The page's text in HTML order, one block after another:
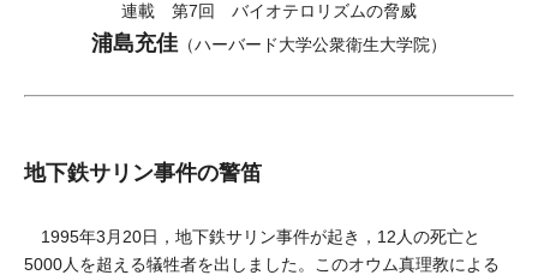
連載 第7回 バイオテロリズムの脅威
浦島充佳 （ハーバード大学公衆衛生大学院）
地下鉄サリン事件の警笛
1995年3月20日，地下鉄サリン事件が起き，12人の死亡と
5000人を超える犠牲者を出しました。このオウム真理教による